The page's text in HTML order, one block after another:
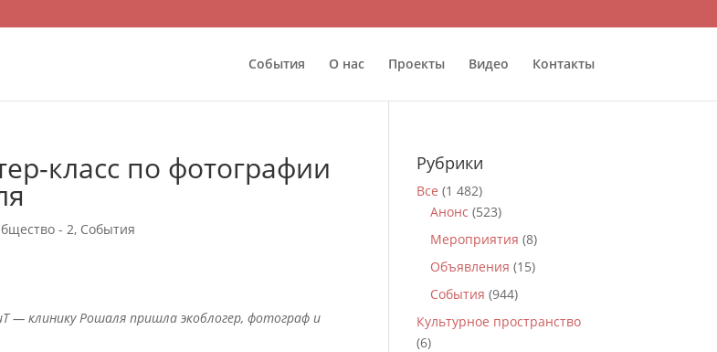
События О нас Проекты Видео Контакты
класс по фотографии
- 2, События
— клинику Рошаля пришла экоблогер, фотограф и
Рубрики
Все (1 482)
Анонс (523)
Мероприятия (8)
Объявления (15)
События (944)
Культурное пространство
(6)